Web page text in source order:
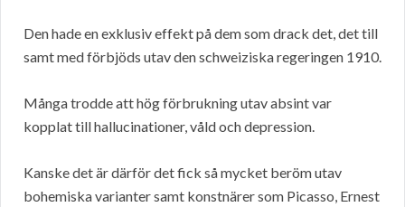
Den hade en exklusiv effekt på dem som drack det, det till
samt med förbjöds utav den schweiziska regeringen 1910.
Många trodde att hög förbrukning utav absint var
kopplat till hallucinationer, våld och depression.
Kanske det är därför det fick så mycket beröm utav
bohemiska varianter samt konstnärer som Picasso, Ernest